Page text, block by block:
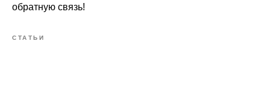
обратную связь!
СТАТЬИ